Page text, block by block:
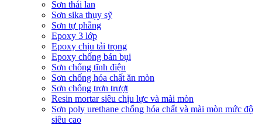
Sơn thái lan
Sơn sika thụy sỹ
Sơn tự phẳng
Epoxy 3 lớp
Epoxy chịu tải trọng
Epoxy chống bán bụi
Sơn chống tĩnh điện
Sơn chống hóa chất ăn mòn
Sơn chống trơn trượt
Resin mortar siêu chịu lực và mài mòn
Sơn poly urethane chống hóa chất và mài mòn mức độ
siêu cao